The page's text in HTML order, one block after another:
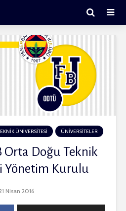
ÜNİVERSİTESİ ÜNİVERSİTELER
Orta Doğu Teknik
Yönetim Kurulu
Nisan 2016